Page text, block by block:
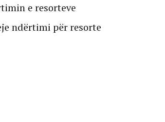
e resorteve
ndërtimi për resorte